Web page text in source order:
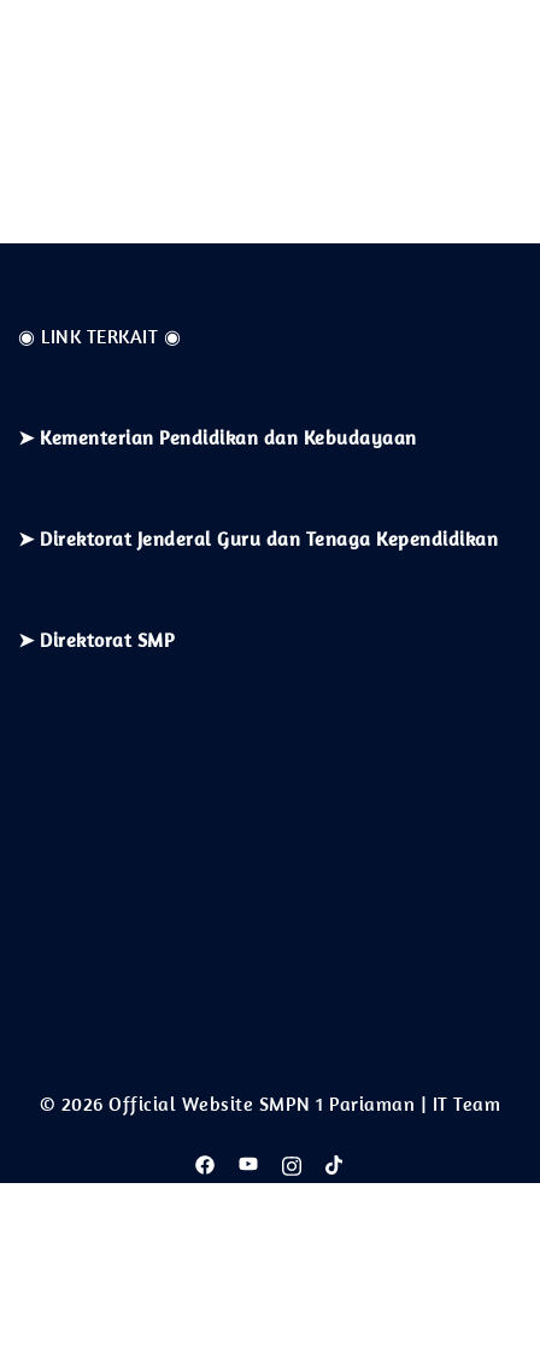
◉ LINK TERKAIT ◉
➤ Kementerian Pendidikan dan Kebudayaan
➤ Direktorat Jenderal Guru dan Tenaga Kependidikan
➤ Direktorat SMP
© 2026 Official Website SMPN 1 Pariaman | IT Team